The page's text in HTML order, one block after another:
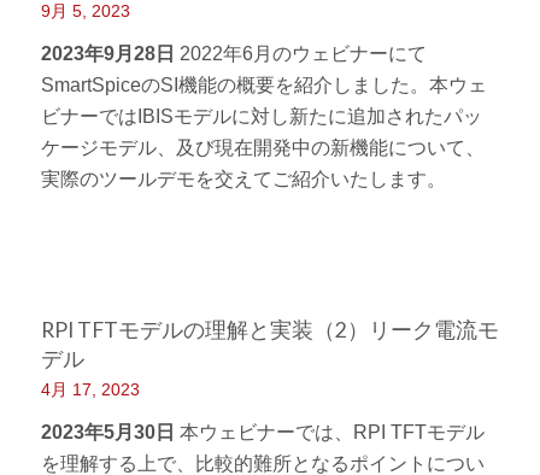
9月 5, 2023
2023年9月28日 2022年6月のウェビナーにて
SmartSpiceのSI機能の概要を紹介しました。本ウェ
ビナーではIBISモデルに対し新たに追加されたパッ
ケージモデル、及び現在開発中の新機能について、
実際のツールデモを交えてご紹介いたします。
RPI TFTモデルの理解と実装（2）リーク電流モ
デル
4月 17, 2023
2023年5月30日 本ウェビナーでは、RPI TFTモデル
を理解する上で、比較的難所となるポイントについ